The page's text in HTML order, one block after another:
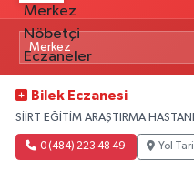
Bilek Eczanesi
SİİRT EĞİTİM ARAŞTIRMA
0 (484) 223 48 49 Yol